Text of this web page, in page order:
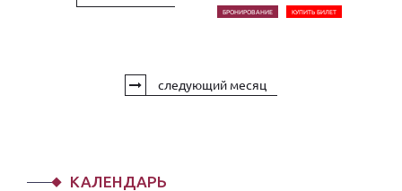
БРОНИРОВАНИЕ КУПИТЬ БИЛЕТ
следующий месяц
КАЛЕНДАРЬ